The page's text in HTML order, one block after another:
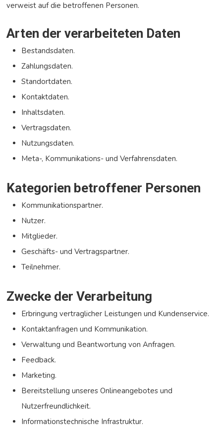
verweist auf die betroffenen Personen.
Arten der verarbeiteten Daten
Bestandsdaten.
Zahlungsdaten.
Standortdaten.
Kontaktdaten.
Inhaltsdaten.
Vertragsdaten.
Nutzungsdaten.
Meta-, Kommunikations- und Verfahrensdaten.
Kategorien betroffener Personen
Kommunikationspartner.
Nutzer.
Mitglieder.
Geschäfts- und Vertragspartner.
Teilnehmer.
Zwecke der Verarbeitung
Erbringung vertraglicher Leistungen und Kundenservice.
Kontaktanfragen und Kommunikation.
Verwaltung und Beantwortung von Anfragen.
Feedback.
Marketing.
Bereitstellung unseres Onlineangebotes und
Nutzerfreundlichkeit.
Informationstechnische Infrastruktur.